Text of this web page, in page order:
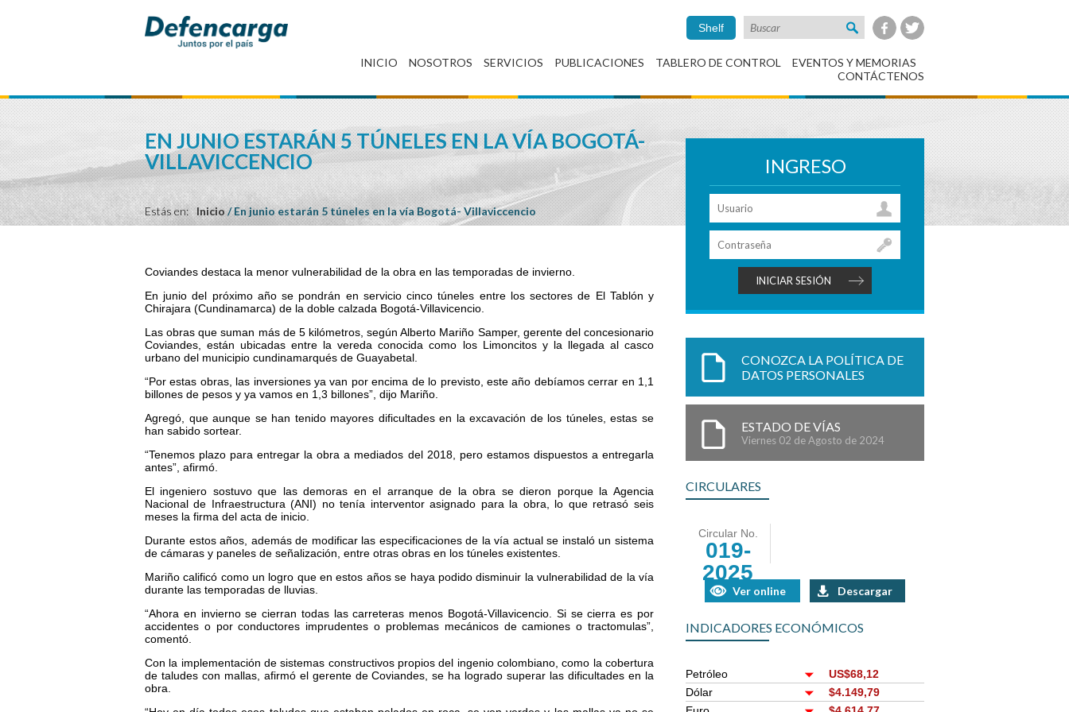
Shelf
INICIO NOSOTROS SERVICIOS PUBLICACIONES TABLERO DE CONTROL
EVENTOS Y MEMORIAS
CONTÁCTENOS
EN JUNIO ESTARÁN 5 TÚNELES EN LA VÍA BOGOTÁ-
VILLAVICCENCIO
Estás en: Inicio/En junio estarán 5 túneles en la vía Bogotá- Villaviccencio
Coviandes destaca la menor vulnerabilidad de la obra en las temporadas de invierno.
En junio del próximo año se pondrán en servicio cinco túneles entre los sectores de El Tablón y
Chirajara (Cundinamarca) de la doble calzada Bogotá-Villavicencio.
Las obras que suman más de 5 kilómetros, según Alberto Mariño Samper, gerente del concesionario
Coviandes, están ubicadas entre la vereda conocida como los Limoncitos y la llegada al casco
urbano del municipio cundinamarqués de Guayabetal.
“Por estas obras, las inversiones ya van por encima de lo previsto, este año debíamos cerrar en 1,1
billones de pesos y ya vamos en 1,3 billones”, dijo Mariño.
Agregó, que aunque se han tenido mayores dificultades en la excavación de los túneles, estas se
han sabido sortear.
“Tenemos plazo para entregar la obra a mediados del 2018, pero estamos dispuestos a entregarla
antes”, afirmó.
El ingeniero sostuvo que las demoras en el arranque de la obra se dieron porque la Agencia
Nacional de Infraestructura (ANI) no tenía interventor asignado para la obra, lo que retrasó seis
meses la firma del acta de inicio.
Durante estos años, además de modificar las especificaciones de la vía actual se instaló un sistema
de cámaras y paneles de señalización, entre otras obras en los túneles existentes.
Mariño calificó como un logro que en estos años se haya podido disminuir la vulnerabilidad de la vía
durante las temporadas de lluvias.
“Ahora en invierno se cierran todas las carreteras menos Bogotá-Villavicencio. Si se cierra es por
accidentes o por conductores imprudentes o problemas mecánicos de camiones o tractomulas”,
comentó.
Con la implementación de sistemas constructivos propios del ingenio colombiano, como la cobertura
de taludes con mallas, afirmó el gerente de Coviandes, se ha logrado superar las dificultades en la
obra.
INGRESO
CONOZCA LA POLÍTICA DE
DATOS PERSONALES
ESTADO DE VÍAS
Viernes 02 de Agosto de 2024
CIRCULARES
Circular No.
019-
2025
Ver online Descargar
INDICADORES ECONÓMICOS
Petróleo
US$68,12
Dólar
$4.149,79